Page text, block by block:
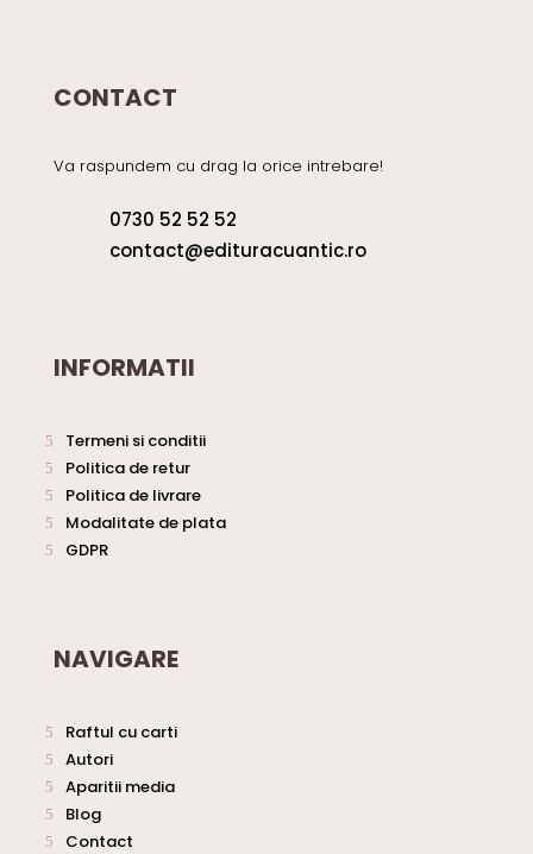
CONTACT
Va raspundem cu drag la orice intrebare!
0730 52 52 52
contact@edituracuantic.ro
INFORMATII
Termeni si conditii
Politica de retur
Politica de livrare
Modalitate de plata
GDPR
NAVIGARE
Raftul cu carti
Autori
Aparitii media
Blog
Contact